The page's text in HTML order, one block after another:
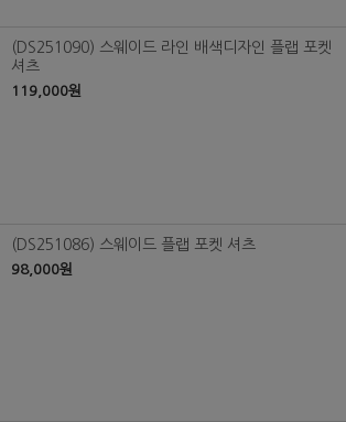
(DS251090) 스웨이드 라인 배색디자인 플랩 포켓
셔츠
119,000원
(DS251086) 스웨이드 플랩 포켓 셔츠
98,000원